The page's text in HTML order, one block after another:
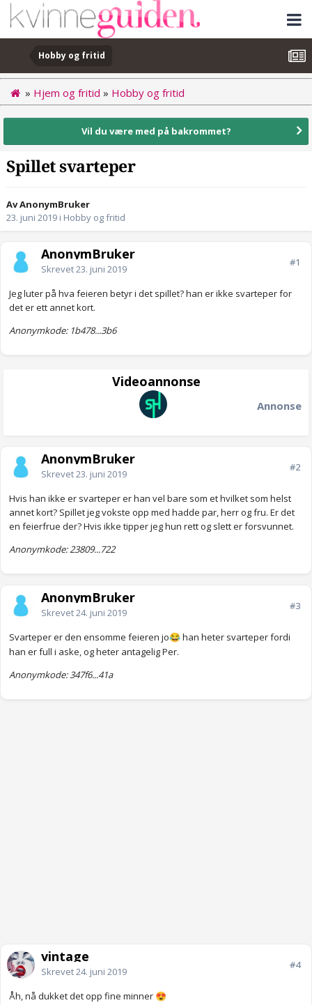
Hobby og fritid
» Hjem og fritid » Hobby og fritid
Vil du være med på bakrommet?
Spillet svarteper
Av AnonymBruker
23. juni 2019 i Hobby og fritid
AnonymBruker
Skrevet23. juni 2019
#1
Jeg luter på hva feieren betyr i det spillet? han er ikke svarteper for
det er ett annet kort.
Anonymkode: 1b478...3b6
Videoannonse
Annonse
AnonymBruker
Skrevet23. juni 2019
#2
Hvis han ikke er svarteper er han vel bare som et hvilket som helst
annet kort? Spillet jeg vokste opp med hadde par, herr og fru. Er det
en feierfrue der? Hvis ikke tipper jeg hun rett og slett er forsvunnet.
Anonymkode: 23809...722
AnonymBruker
Skrevet24. juni 2019
#3
Svarteper er den ensomme feieren jo😂 han heter svarteper fordi
han er full i aske, og heter antagelig Per.
Anonymkode: 347f6...41a
vintage
Skrevet24. juni 2019
#4
Åh, nå dukket det opp fine minner 😍